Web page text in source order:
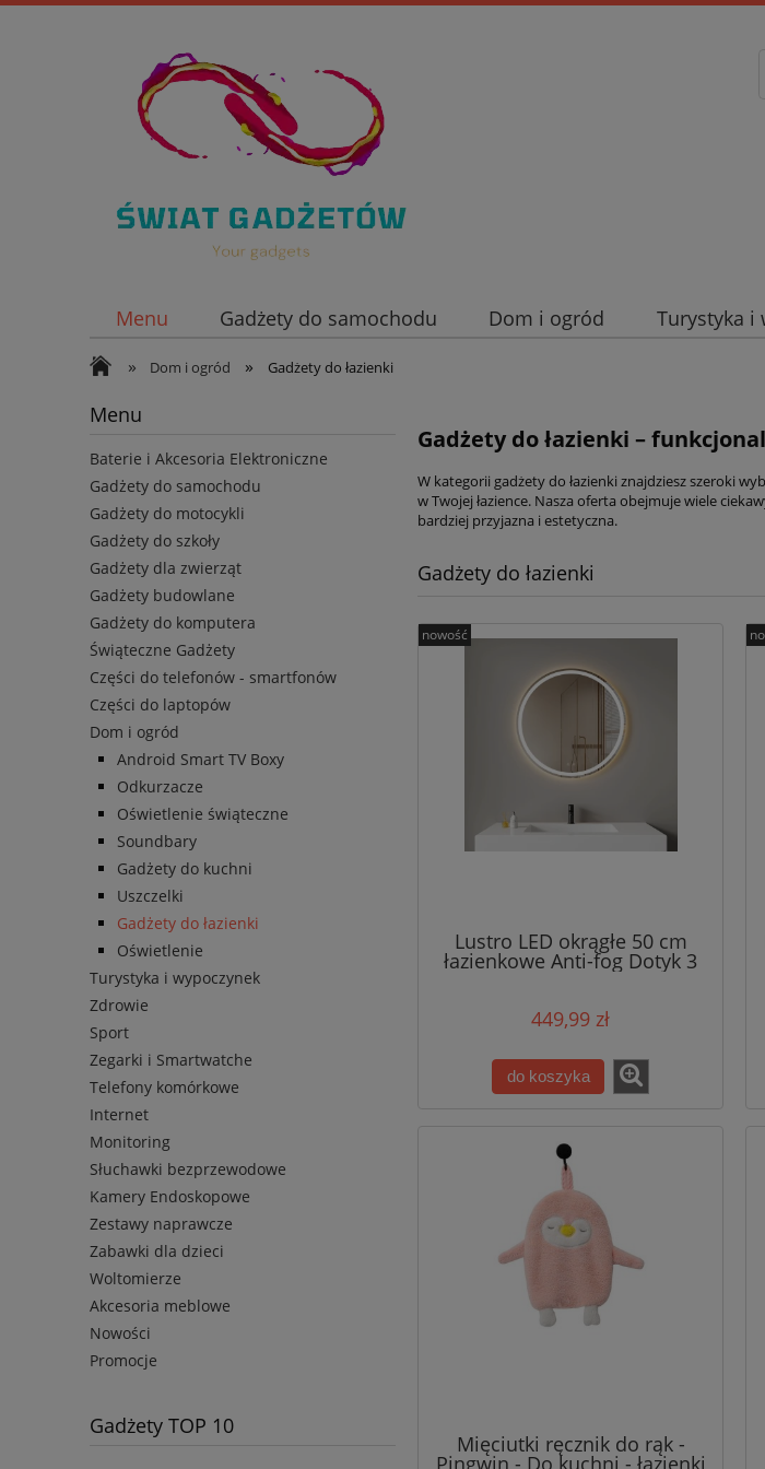
Menu Gadżety do samochodu Dom i ogród Turystyka i
Nowości
» Dom i ogród » Gadżety do łazienki
Menu
Baterie i Akcesoria Elektroniczne
Gadżety do samochodu
Gadżety do motocykli
Gadżety do szkoły
Gadżety dla zwierząt
Gadżety budowlane
Gadżety do komputera
Świąteczne Gadżety
Części do telefonów - smartfonów
Części do laptopów
Dom i ogród
Android Smart TV Boxy
Odkurzacze
Oświetlenie świąteczne
Soundbary
Gadżety do kuchni
Uszczelki
Gadżety do łazienki
Oświetlenie
Turystyka i wypoczynek
Zdrowie
Sport
Zegarki i Smartwatche
Telefony komórkowe
Internet
Monitoring
Słuchawki bezprzewodowe
Kamery Endoskopowe
Zestawy naprawcze
Zabawki dla dzieci
Woltomierze
Akcesoria meblowe
Nowości
Promocje
Gadżety TOP 10
Gadżety do łazienki –
W kategorii gadżety do łazienki znajdziesz szeroki
w Twojej łazience. Nasza oferta obejmuje wiele
bardziej przyjazna i estetyczna.
Gadżety do łazienki
Lustro LED okrągłe 50 cm
łazienkowe Anti-fog Dotyk 3
Barwy światła
449,99 zł
do koszyka
nowość
Mięciutki ręcznik do rąk -